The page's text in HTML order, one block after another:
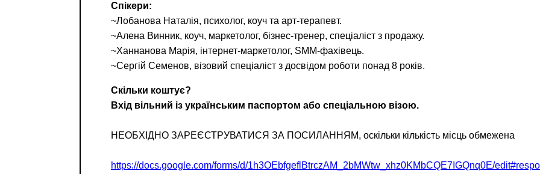
Добрый день!
Если вы хотите с нами связаться, пожалуйста,
По адресу:
Kontaktní e-mail: youthincluded@gmail.com
Или в соцсети Telegram: @Interkulturnipracepraha14
Спікери:
~Лобанова Наталія, психолог, коуч та арт-терапевт.
~Алена Винник, коуч, маркетолог, бізнес-тренер, спеціаліст з продажу.
~Ханнанова Марія, інтернет-маркетолог, SMM-фахівець.
~Сергій Семенов, візовий спеціаліст з досвідом роботи понад 8 років.
Скільки коштує?
Вхід вільний із українським паспортом або спеціальною візою.
НЕОБХІДНО ЗАРЕЄСТРУВАТИСЯ ЗА ПОСИЛАННЯМ, оскільки кількість місць обмежена
https://docs.google.com/forms/d/1h3OEbfgeflBtrczAM_2bMWtw_xhz0KMbCQE7IGQnq0E/